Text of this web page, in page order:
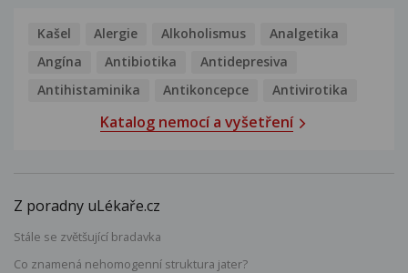
Kašel Alergie Alkoholismus
Analgetika
Angína
Antibiotika
Antidepresiva
Antihistaminika
Antikoncepce Antivirotika
Katalog nemocí a vyšetření
Z poradny uLékaře.cz
Stále se zvětšující bradavka
Co znamená nehomogenní struktura jater?